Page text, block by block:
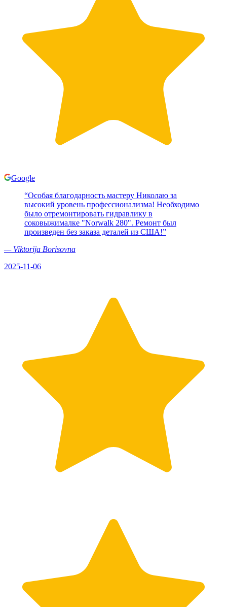
Google
“Особая благодарность мастеру Николаю за
высокий уровень профессионализма! Необходимо
было отремонтировать гидравлику в
соковыжималке "Norwalk 280". Ремонт был
произведен без заказа деталей из США!”
— Viktorija Borisovna
2025-11-06